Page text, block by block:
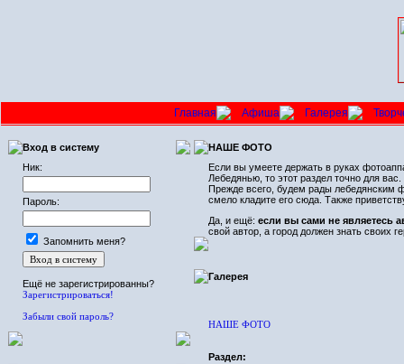
Главная Афиша Галерея
Вход в систему
Ник:
Пароль:
Запомнить меня?
Ещё не зарегистрированны?
Зарегистрироваться!
Забыли свой пароль?
НАШЕ ФОТО
Если вы умеете держать в руках
Лебедянью, то этот раздел точно для
Прежде всего, будем рады лебедянским
смело кладите его сюда. Также
Да, и ещё: если вы сами не являетесь
свой автор, а город должен знать своих
Галерея
НАШЕ ФОТО
Раздел: